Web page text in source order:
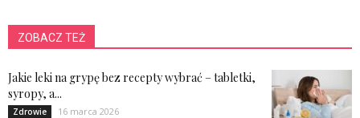
ZOBACZ TEŻ
Jakie leki na grypę bez recepty wybrać – tabletki,
syropy, a...
Zdrowie 16 marca 2026